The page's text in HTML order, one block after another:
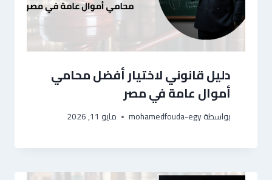
دليل قانوني لاختيار أفضل محامي
أموال عامة في مصر
بواسطةmohamedfouda-egy مايو 11, 2026